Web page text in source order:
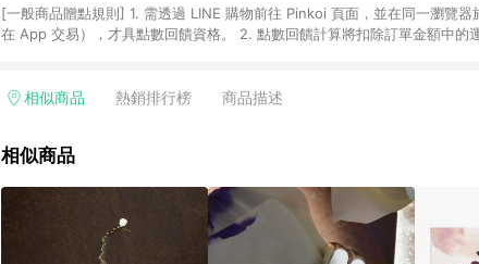
[一般商品贈點規則] 1. 需透過 LINE 購物前往 Pinkoi 頁面，並在同一瀏覽
在 App 交易），才具點數回饋資格。 2. 點數回饋計算將扣除訂單金額中的
格，部分退款不在此限。 6. APP 請更新至Android v4.6.0 / iOS v4.1.5 以
使用規則請以點數紅包活動說明為準。 11. 若於 LINE 購物前往 Pinkoi 頁面
相似商品 熱銷排行榜 商品描述
相似商品